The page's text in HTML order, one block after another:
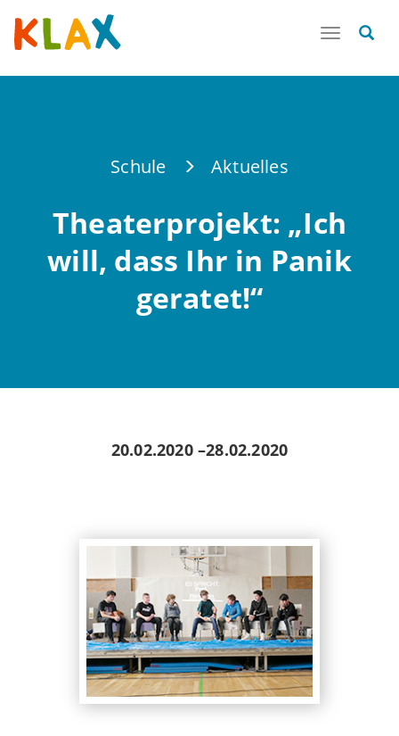
Toggle
Schule Aktuelles
Theaterprojekt: „Ich
will, dass Ihr in Panik
geratet!“
20.02.2020–28.02.2020